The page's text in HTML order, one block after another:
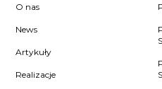
O nas
News
Artykuły
Realizacje